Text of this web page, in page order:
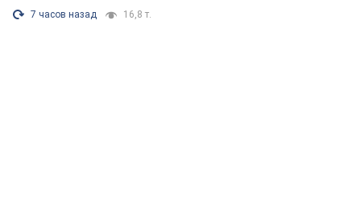
7 часов назад 16,8 т.